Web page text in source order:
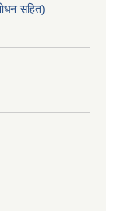
सहित)